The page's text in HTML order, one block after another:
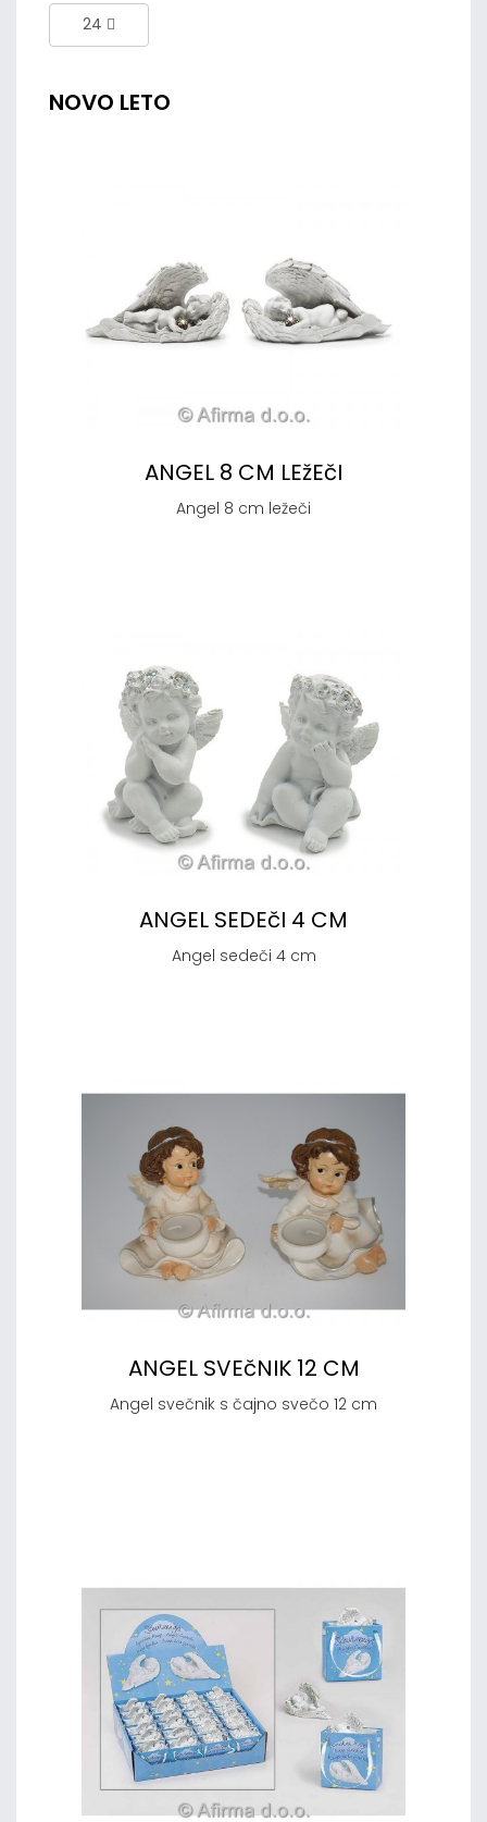
24
NOVO LETO
ANGEL 8 CM LEžEčI
Angel 8 cm ležeči
ANGEL SEDEčI 4 CM
Angel sedeči 4 cm
ANGEL SVEčNIK 12 CM
Angel svečnik s čajno svečo 12 cm